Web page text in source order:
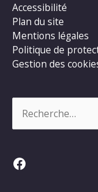
Accessibilité
Plan du site
Mentions légales
Politique de
Gestion des
Facebook